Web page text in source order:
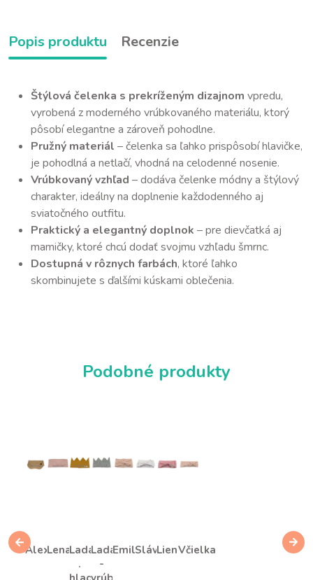
Popis produktu Recenzie
Štýlová čelenka s prekríženým dizajnom vpredu,
vyrobená z moderného vrúbkovaného materiálu, ktorý
pôsobí elegantne a zároveň pohodlne.
Pružný materiál – čelenka sa ľahko prispôsobí hlavičke,
je pohodlná a netlačí, vhodná na celodenné nosenie.
Vrúbkovaný vzhľad – dodáva čelenke módny a štýlový
charakter, ideálny na doplnenie každodenného aj
sviatočného outfitu.
Praktický a elegantný doplnok – pre dievčatká aj
mamičky, ktoré chcú dodať svojmu vzhľadu šmrnc.
Dostupná v rôznych farbách, ktoré ľahko
skombinujete s ďalšími kúskami oblečenia.
Podobné produkty
AlexLenaLada
.
Lada
-
EmilySlávkaLienkaVčielka